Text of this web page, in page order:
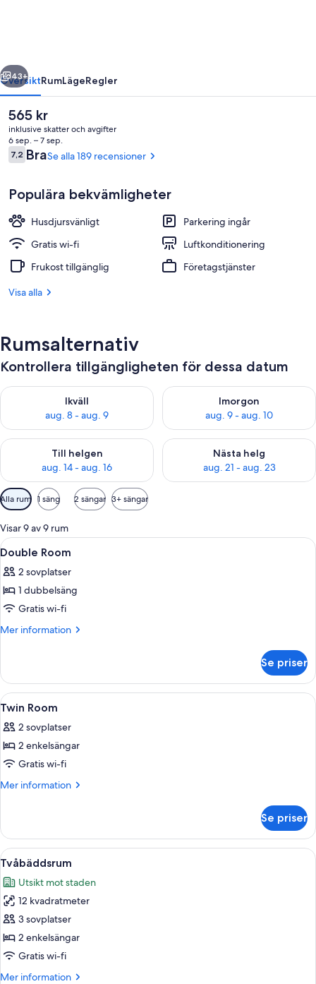
Lobby
Nästa
43+
ÖversiktRumLägeRegler
Det
nuvarande
priset
är
565 kr
565 kr
inklusive skatter och avgifter
6 sep. – 7 sep.
Recensioner
7,27,2 av 10,
BraSe alla 189 recensioner
Populära bekvämligheter
Husdjursvänligt
Parkering ingår
Gratis wi-fi
Luftkonditionering
Frukost tillgänglig
Företagstjänster
Visa alla
Rumsalternativ
Kontrollera tillgängligheten för dessa datum
Ikväll
aug. 8 - aug. 9
Kontrollera tillgängligheten för ikväll aug. 8 - aug. 9
Imorgon
aug. 9 - aug. 10
Kontrollera tillgängligheten
Till helgen
aug. 14 - aug. 16
Kontrollera tillgängligheten för den här helgen aug. 14 - aug.
Nästa helg
aug. 21 - aug. 23
Kontrollera tillgängligheten
Tillgängliga
filter
för
rum
Alla rum 1 säng 2 sängar 3+ sängar
Visar 9 av 9 rum
Öppna
alla
foton
för
Double
Room
Ett hotellrum med en säng,
7
Double Room
2 sovplatser
1 dubbelsäng
Gratis wi-fi
Mer information
Mer
Room
Se priser
Öppna
alla
foton
för
Twin
Room
Ett hotellrum med en säng, en
5
Twin Room
2 sovplatser
2 enkelsängar
Gratis wi-fi
Mer information
Mer
Room
Se priser
Öppna
alla
foton
för
Tvåbäddsrum
Ett hotellrum med två sängar, en tv
4
Tvåbäddsrum
Utsikt mot staden
12 kvadratmeter
3 sovplatser
2 enkelsängar
Gratis wi-fi
Mer information
Mer